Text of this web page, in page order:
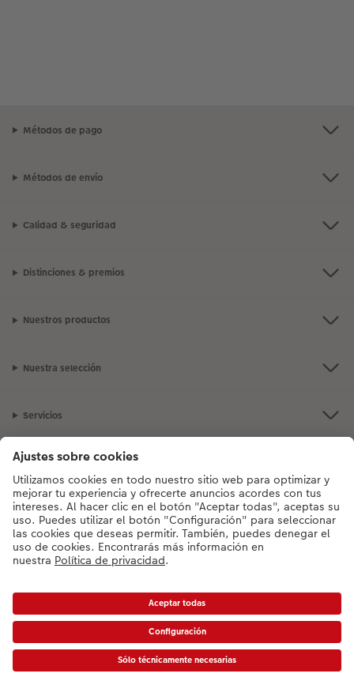
Métodos de pago
Métodos de envío
Calidad & seguridad
Distinciones & premios
Nuestros productos
Nuestra selección
Servicios
CEWE
¿Tienes alguna pregunta? No dudes en llamarnos:91 060 29 88Lunes a
viernes: 9:00 – 17:00 horas.